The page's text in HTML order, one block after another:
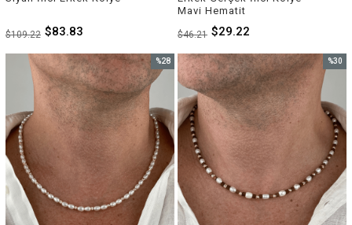
$83.83
$109.22
Mavi Hematit
$29.22
$46.21
%28
İndirim
%28İndirim
%30
İndirim